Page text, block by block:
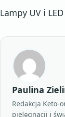
Lampy UV i LED
Paulina
Redakcja Keto-
pielęgnacji i